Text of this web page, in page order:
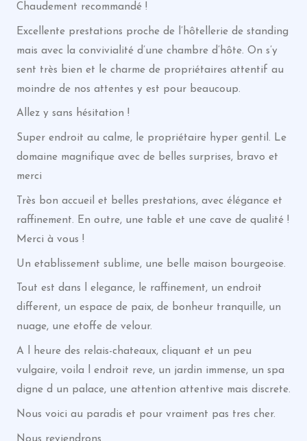
Chaudement recommandé !
Excellente prestations proche de l’hôtellerie de standing
mais avec la convivialité d’une chambre d’hôte. On s’y
sent très bien et le charme de propriétaires attentif au
moindre de nos attentes y est pour beaucoup.
Allez y sans hésitation !
Super endroit au calme, le propriétaire hyper gentil. Le
domaine magnifique avec de belles surprises, bravo et
merci
Très bon accueil et belles prestations, avec élégance et
raffinement. En outre, une table et une cave de qualité !
Merci à vous !
Un etablissement sublime, une belle maison bourgeoise.
Tout est dans l elegance, le raffinement, un endroit
different, un espace de paix, de bonheur tranquille, un
nuage, une etoffe de velour.
A l heure des relais-chateaux, cliquant et un peu
vulgaire, voila l endroit reve, un jardin immense, un spa
digne d un palace, une attention attentive mais discrete.
Nous voici au paradis et pour vraiment pas tres cher.
Nous reviendrons